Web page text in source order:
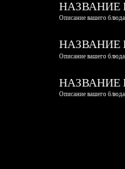
НАЗВАНИЕ
Описание вашего
Описание вашего
НАЗВАНИЕ
Описание вашего